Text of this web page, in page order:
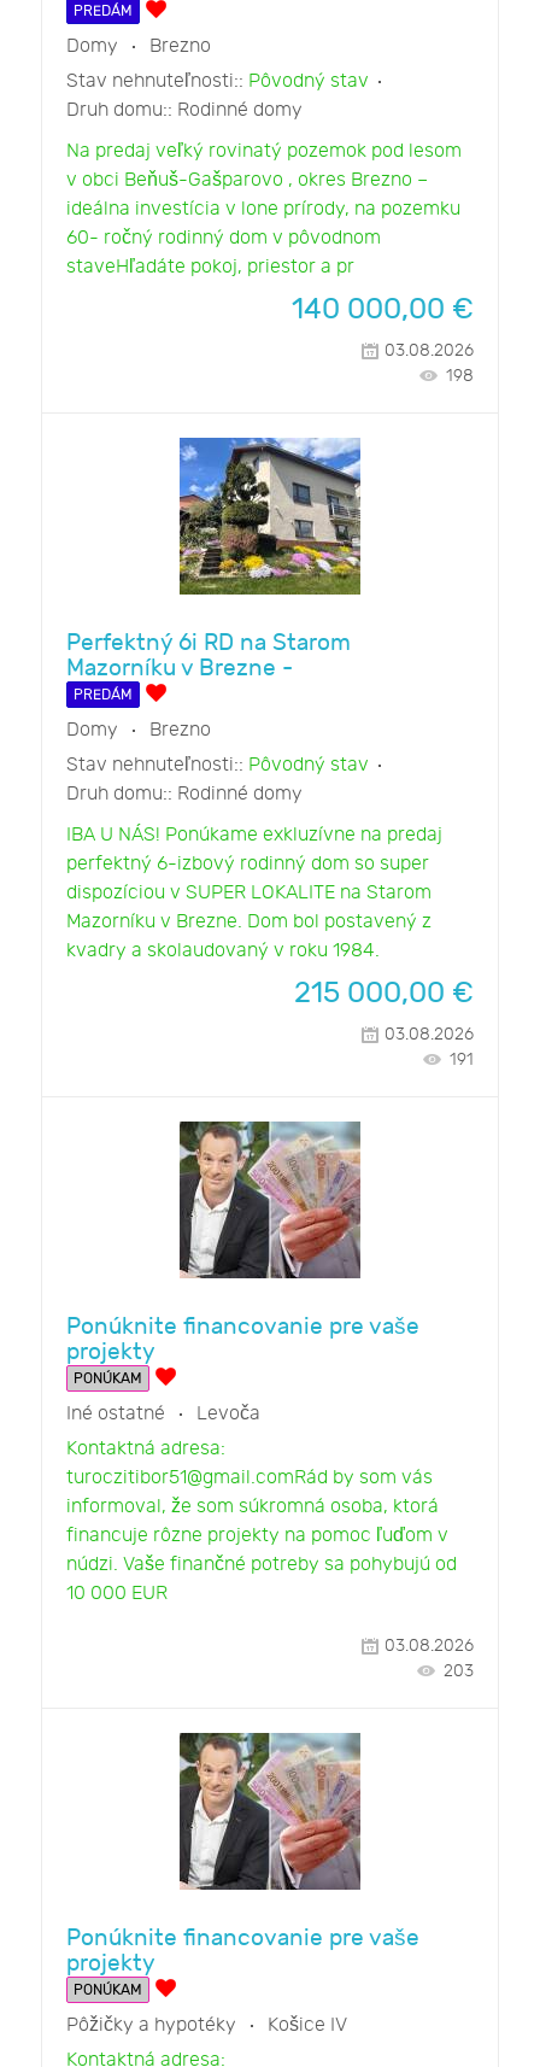
PREDÁM
Domy
Brezno
Stav nehnuteľnosti:: Pôvodný stav
Druh domu:: Rodinné domy
Na predaj veľký rovinatý pozemok pod lesom
v obci Beňuš-Gašparovo , okres Brezno –
ideálna investícia v lone prírody, na pozemku
60- ročný rodinný dom v pôvodnom
staveHľadáte pokoj, priestor a pr
140 000,00 €
03.08.2026
198
Perfektný 6i RD na Starom
Mazorníku v Brezne -
PREDÁM
Domy
Brezno
Stav nehnuteľnosti:: Pôvodný stav
Druh domu:: Rodinné domy
IBA U NÁS! Ponúkame exkluzívne na predaj
perfektný 6-izbový rodinný dom so super
dispozíciou v SUPER LOKALITE na Starom
Mazorníku v Brezne. Dom bol postavený z
kvadry a skolaudovaný v roku 1984.
215 000,00 €
03.08.2026
191
Ponúknite financovanie pre vaše
projekty
PONÚKAM
Iné ostatné
Levoča
Kontaktná adresa:
turoczitibor51@gmail.comRád by som vás
informoval, že som súkromná osoba, ktorá
financuje rôzne projekty na pomoc ľuďom v
núdzi. Vaše finančné potreby sa pohybujú od
10 000 EUR
03.08.2026
203
Ponúknite financovanie pre vaše
projekty
PONÚKAM
Pôžičky a hypotéky
Košice IV
Kontaktná adresa: